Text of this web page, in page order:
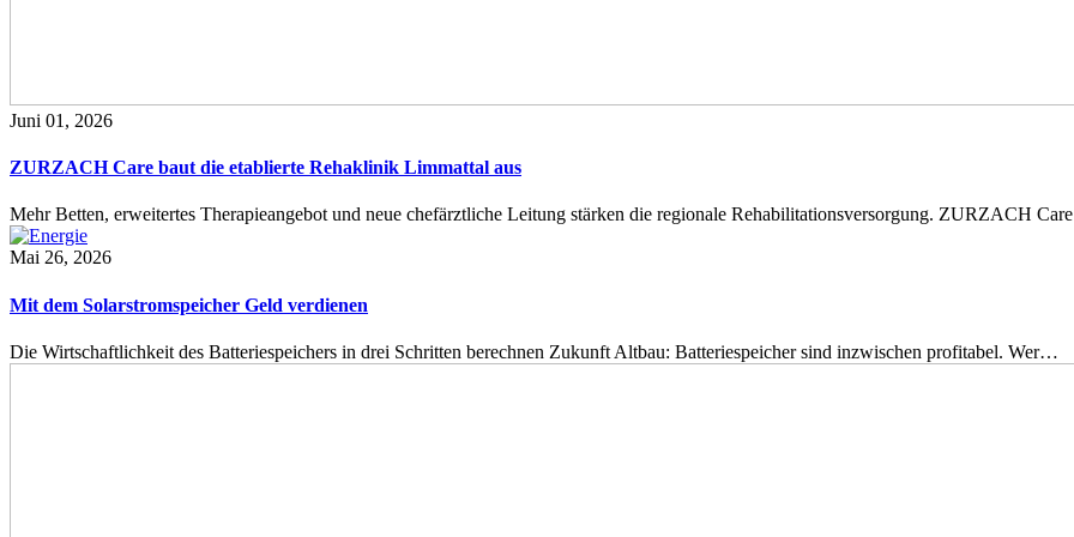
Juni 01, 2026
ZURZACH Care baut die etablierte Rehaklinik Limmattal aus
Mehr Betten, erweitertes Therapieangebot und neue chefärztliche Leitung stärken die regionale Rehabilitationsversorgung. ZURZACH
Mai 26, 2026
Mit dem Solarstromspeicher Geld verdienen
Die Wirtschaftlichkeit des Batteriespeichers in drei Schritten berechnen Zukunft Altbau: Batteriespeicher sind inzwischen profitabel. Wer…